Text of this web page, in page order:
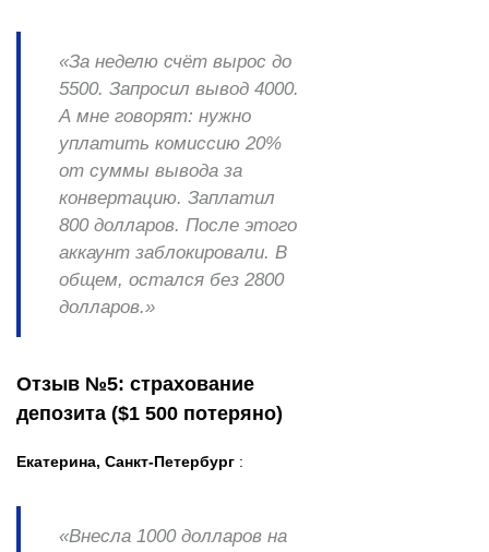
«За неделю счёт вырос до
5500. Запросил вывод 4000.
А мне говорят: нужно
уплатить комиссию 20%
от суммы вывода за
конвертацию. Заплатил
800 долларов. После этого
аккаунт заблокировали. В
общем, остался без 2800
долларов.»
Отзыв №5: страхование
депозита ($1 500 потеряно)
Екатерина, Санкт-Петербург :
«Внесла 1000 долларов на